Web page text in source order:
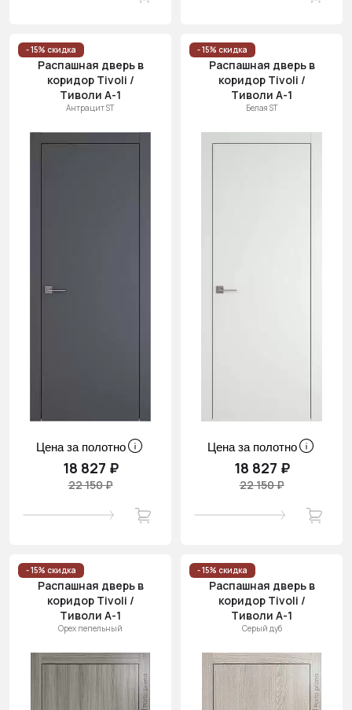
- 15% скидка
Распашная дверь в
коридор Tivoli /
Тиволи А-1
Антрацит ST
Цена за полотно
18 827 ₽
22 150 ₽
- 15% скидка
Распашная дверь в
коридор Tivoli /
Тиволи А-1
Белая ST
Цена за полотно
18 827 ₽
22 150 ₽
- 15% скидка
Распашная дверь в
коридор Tivoli /
Тиволи А-1
Орех пепельный
- 15% скидка
Распашная дверь в
коридор Tivoli /
Тиволи А-1
Серый дуб